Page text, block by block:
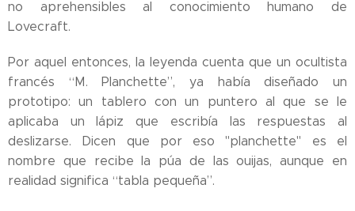
no aprehensibles al conocimiento humano de
Lovecraft.
Por aquel entonces, la leyenda cuenta que un ocultista
francés “M. Planchette”, ya había diseñado un
prototipo: un tablero con un puntero al que se le
aplicaba un lápiz que escribía las respuestas al
deslizarse. Dicen que por eso "planchette" es el
nombre que recibe la púa de las ouijas, aunque en
realidad significa “tabla pequeña”.